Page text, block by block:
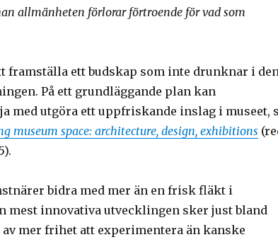
allmänheten förlorar förtroende för vad som
framställa ett budskap som inte drunknar i
På ett grundläggande plan kan
med utgöra ett uppfriskande inslag i museet,
museum space: architecture, design, exhibitions
bidra med mer än en frisk fläkt i
mest innovativa utvecklingen sker just bland
mer frihet att experimentera än kanske